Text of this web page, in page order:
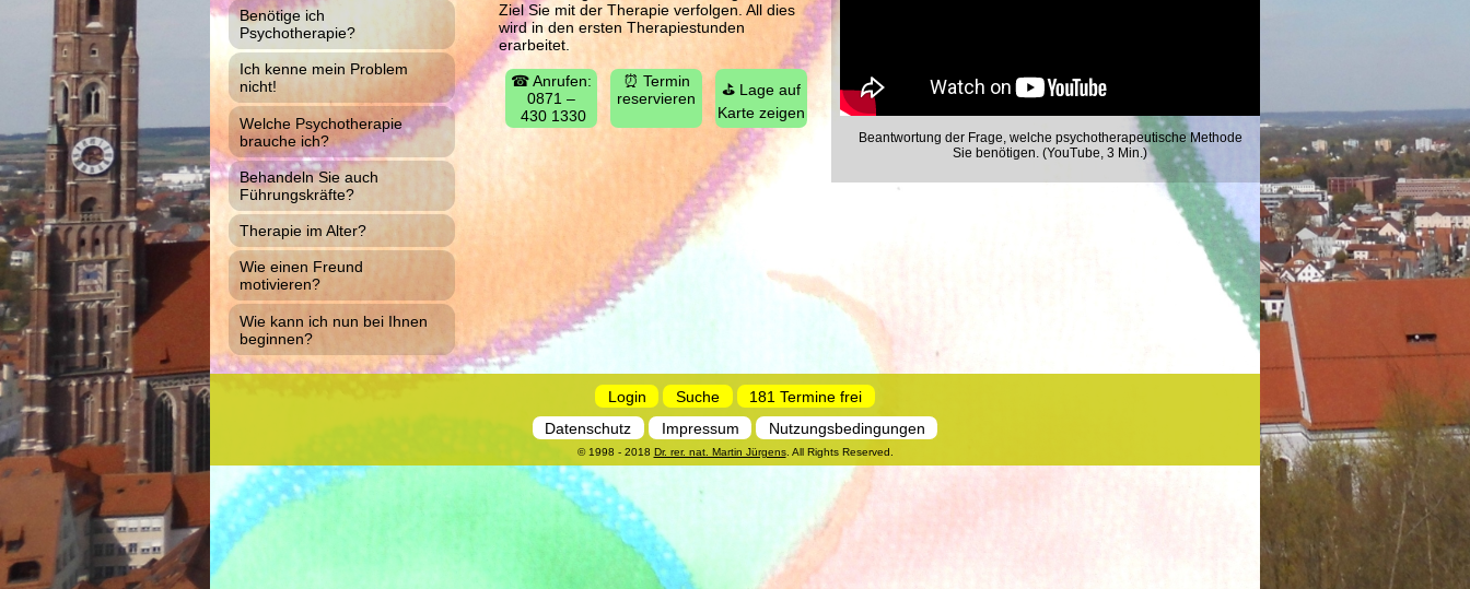
Beantwortung der Frage, welche psycho­thera­peutische Methode
Sie benötigen. (YouTube, 3 Min.)
Ziel Sie mit der Therapie verfolgen. All dies
wird in den ersten Therapiestunden
erarbeitet.
☎ Anrufen:
0871 –
430 1330
⏰ Termin
reservieren
⛳ Lage auf
Karte zeigen
Benötige ich
Psychotherapie?
Ich kenne mein Problem
nicht!
Welche Psychotherapie
brauche ich?
Behandeln Sie auch
Führungskräfte?
Therapie im Alter?
Wie einen Freund
motivieren?
Wie kann ich nun bei Ihnen
beginnen?
Login Suche
181 Termine frei
Datenschutz
Impressum Nutzungsbedingungen
© 1998 - 2018 Dr. rer. nat. Martin Jürgens. All Rights Reserved.